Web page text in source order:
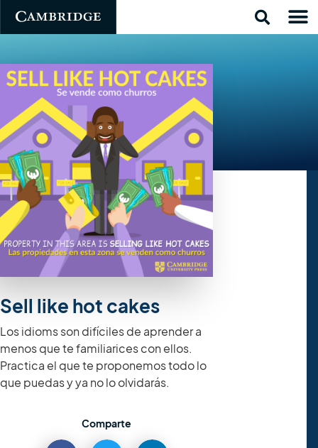
Sell like hot cakes
Los idioms son difíciles de aprender a
menos que te familiarices con ellos.
Practica el que te proponemos todo lo
que puedas y ya no lo olvidarás.
Comparte